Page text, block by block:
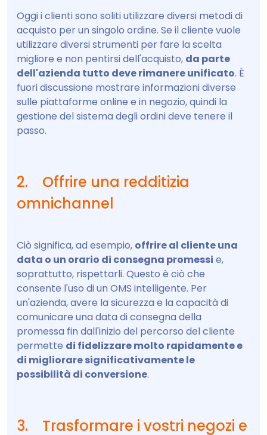
Oggi i clienti sono soliti utilizzare diversi metodi di
acquisto per un singolo ordine. Se il cliente vuole
utilizzare diversi strumenti per fare la scelta
migliore e non pentirsi dell'acquisto, da parte
dell'azienda tutto deve rimanere unificato. È
fuori discussione mostrare informazioni diverse
sulle piattaforme online e in negozio, quindi la
gestione del sistema degli ordini deve tenere il
passo.
2. Offrire una redditizia
omnichannel
Ciò significa, ad esempio, offrire al cliente una
data o un orario di consegna promessi e,
soprattutto, rispettarli. Questo è ciò che
consente l'uso di un OMS intelligente. Per
un'azienda, avere la sicurezza e la capacità di
comunicare una data di consegna della
promessa fin dall'inizio del percorso del cliente
permette di fidelizzare molto rapidamente e
di migliorare significativamente le
possibilità di conversione.
3. Trasformare i vostri negozi e